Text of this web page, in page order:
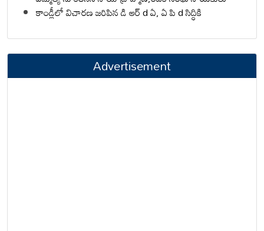
కాండ్లీలో విచారణ జరిపిన డి ఆర్ d ఏ, ఏ పి d సిద్ధికి
Advertisement